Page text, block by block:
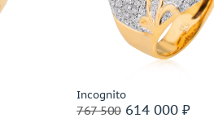
14.88
Incognito
767 500614 000 ₽
Вес (г)
Материал
золото 750
Подробнее